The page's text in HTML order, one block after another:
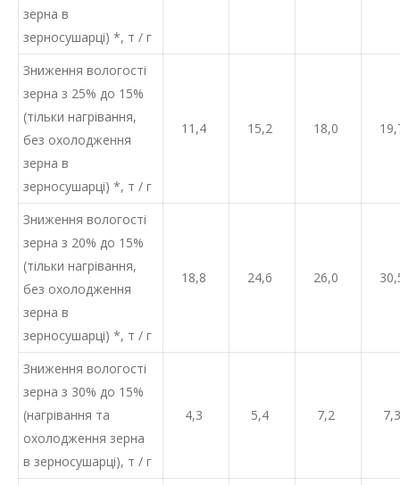
зерна в
зерносушарці) *, т / г
Зниження вологості
зерна з 25% до 15%
(тільки нагрівання,
без охолодження
зерна в
зерносушарці) *, т / г
11,4 15,2 18,0
Зниження вологості
зерна з 20% до 15%
(тільки нагрівання,
без охолодження
зерна в
зерносушарці) *, т / г
18,8 24,6 26,0
Зниження вологості
зерна з 30% до 15%
(нагрівання та
охолодження зерна
в зерносушарці), т / г
4,3 5,4 7,2 7,3